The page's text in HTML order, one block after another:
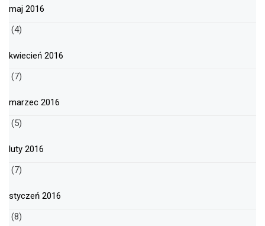
maj 2016
(4)
kwiecień 2016
(7)
marzec 2016
(5)
luty 2016
(7)
styczeń 2016
(8)